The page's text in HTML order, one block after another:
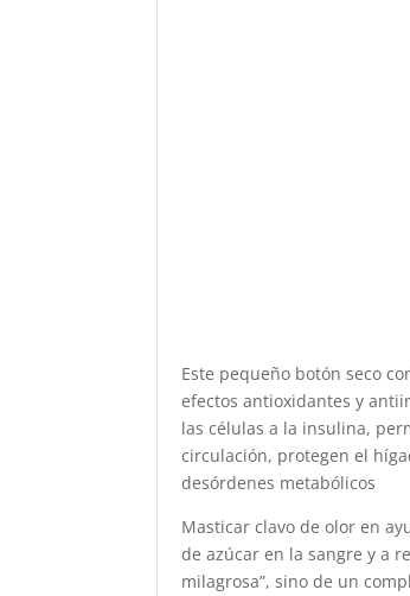
Este pequeño botón seco
efectos antioxidantes y
las células a la insulina,
circulación, protegen el
desórdenes metabólicos
Masticar clavo de olor en
de azúcar en la sangre y a
milagrosa”, sino de un